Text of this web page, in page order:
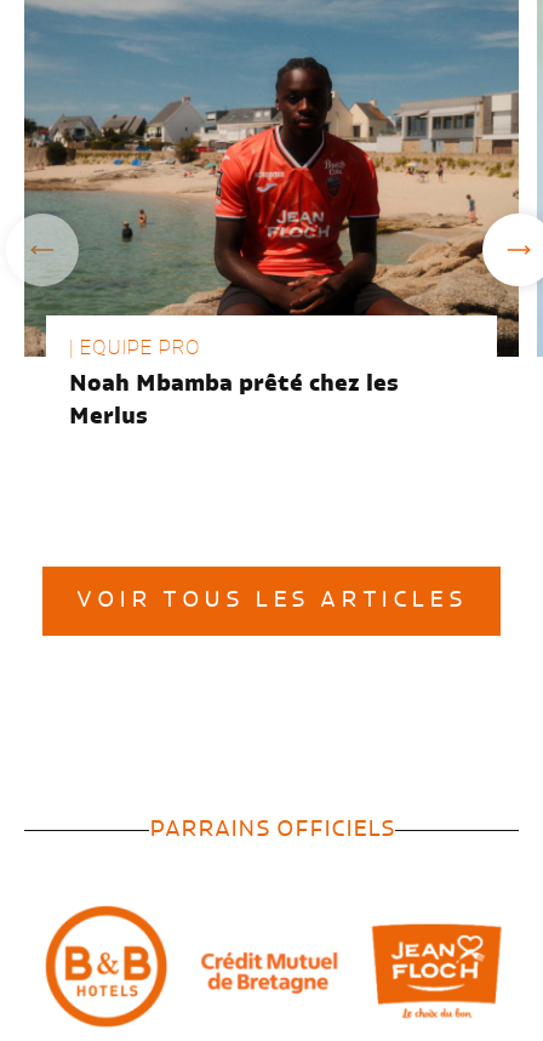
| EQUIPE PRO
Noah Mbamba prêté chez les
Merlus
VOIR TOUS LES ARTICLES
PARRAINS OFFICIELS